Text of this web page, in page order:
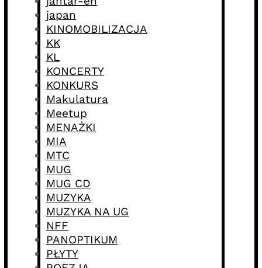
japan
KINOMOBILIZACJA
KK
KL
KONCERTY
KONKURS
Makulatura
Meetup
MENAŻKI
MIA
MTC
MUG
MUG CD
MUZYKA
MUZYKA NA UG
NFF
PANOPTIKUM
PŁYTY